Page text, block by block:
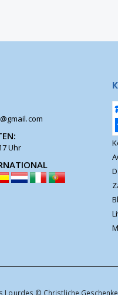
Uhr
Lourdes © Christliche